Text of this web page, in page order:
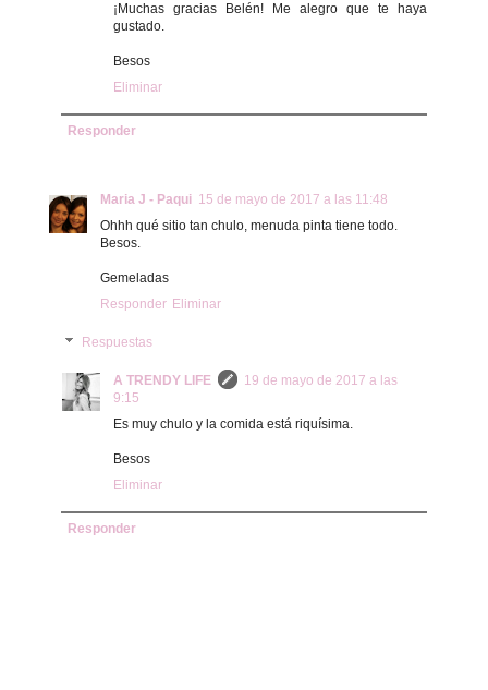
¡Muchas gracias Belén! Me alegro que te haya
gustado.
Besos
Eliminar
Responder
Maria J - Paqui 15 de mayo de 2017 a las 11:48
Ohhh qué sitio tan chulo, menuda pinta tiene todo.
Besos.
Gemeladas
Responder Eliminar
Respuestas
A TRENDY LIFE
19 de mayo de 2017 a las
9:15
Es muy chulo y la comida está riquísima.
Besos
Eliminar
Responder